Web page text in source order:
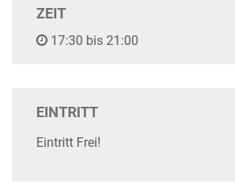
ZEIT
17:30 bis 21:00
EINTRITT
Eintritt Frei!